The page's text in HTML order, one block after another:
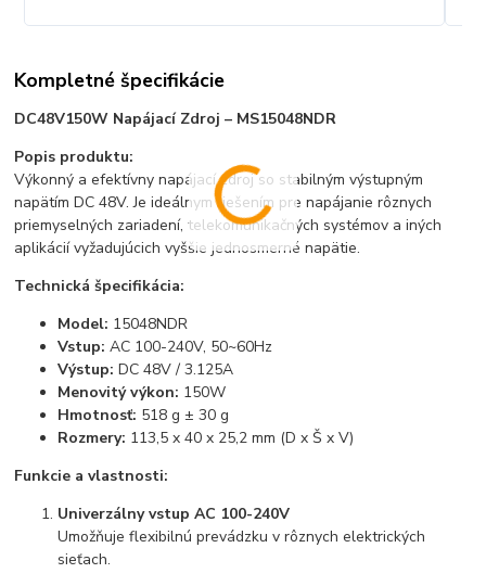
Kompletné špecifikácie
DC48V150W Napájací Zdroj – MS15048NDR
Popis produktu:
Výkonný a efektívny napájací zdroj so stabilným výstupným
napätím DC 48V. Je ideálnym riešením pre napájanie rôznych
priemyselných zariadení, telekomunikačných systémov a iných
aplikácií vyžadujúcich vyššie jednosmerné napätie.
Technická špecifikácia:
Model: 15048NDR
Vstup: AC 100-240V, 50~60Hz
Výstup: DC 48V / 3.125A
Menovitý výkon: 150W
Hmotnosť: 518 g ± 30 g
Rozmery: 113,5 x 40 x 25,2 mm (D x Š x V)
Funkcie a vlastnosti:
Univerzálny vstup AC 100-240V
Umožňuje flexibilnú prevádzku v rôznych elektrických
sieťach.